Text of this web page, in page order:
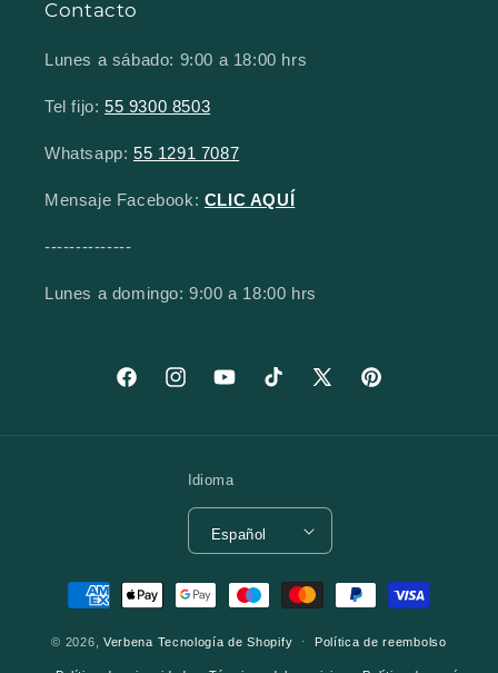
Contacto
Lunes a sábado: 9:00 a 18:00 hrs
Tel fijo: 55 9300 8503
Whatsapp: 55 1291 7087
Mensaje Facebook: CLIC AQUÍ
--------------
Lunes a domingo: 9:00 a 18:00 hrs
FacebookInstagramYouTubeTikTok X (Twitter)Pinterest
Idioma
Español
Formas de pago
© 2026, Verbena Tecnología de Shopify Política de reembolso